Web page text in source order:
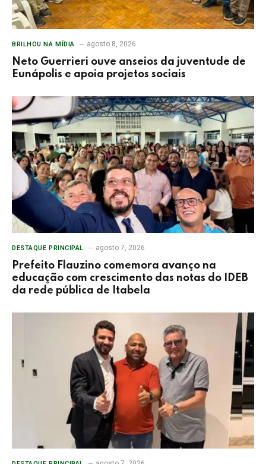
BRILHOU NA MÍDIA agosto 8, 2026
Neto Guerrieri ouve anseios da juventude de
Eunápolis e apoia projetos sociais
DESTAQUE PRINCIPAL agosto 7, 2026
Prefeito Flauzino comemora avanço na
educação com crescimento das notas do IDEB
da rede pública de Itabela